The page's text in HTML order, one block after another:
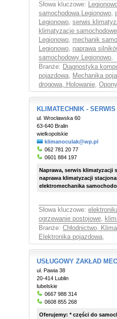
Słowa kluczowe:
samochodowa Legionowo,
Legionowo, serwis
klimatyzacje
Legionowo, mechanik
Legionowo, naprawa
samochodowy Legionowo,
Branże: Diagnostyka
pojazdowa, Mechanika
drogowa, Holowanie,
KLIMATECHNIK -
ul. Wrocławska 60
63-640 Bralin
wielkopolskie
klimanoculak@wp.pl
062 781 20 77
0601 884 197
Naprawa, serwis klimatyzacji
naprawa klimatyzacji
elektromechanika
Słowa kluczowe:
ogrzewanie postojowe,
Branże: Chłodnictwo,
Elektronika pojazdowa,
USŁUGOWY ZAKŁAD
ul. Pawia 38
20-414 Lublin
lubelskie
0667 988 314
0608 855 268
Oferujemy: * części do